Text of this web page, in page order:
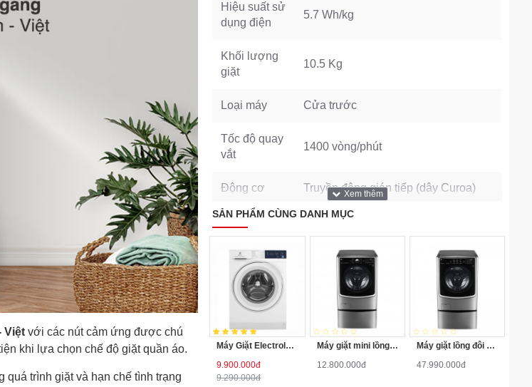
Việt với các nút cảm ứng được chú
khi lựa chọn chế độ giặt quần áo.
trình giặt và hạn chế tình trạng
Hiệu suất sử
dụng điện
5.7 Wh/kg
Khối lượng
giặt
10.5 Kg
Loại máy Cửa trước
Tốc độ quay
vắt
1400 vòng/phút
Động cơ Truyền động gián tiếp (dây Curoa)
Trọng lượng 70 kg
Số người sử
dụng
Trên 7 người
Kích thước
Cao 83.8 cm - Ngang 59.3 cm - Sâu
Tiện ích
Vệ sinh lồng giặt Khóa trẻ em Hẹn
giờ giặt Chống nhăn
SẢN PHẨM CÙNG DANH MỤC
Máy Giặt Electrolux Inverter 10 Kg EWF1024D3WB
9.900.000đ
9.290.000đ
Máy giặt mini lồng ngang Twinwash LG T2735NWLV 3.5Kg
12.800.000đ
Máy giặt lồng đôi LG TWINWash F2721HTTV/T2735NWLV
47.990.000đ